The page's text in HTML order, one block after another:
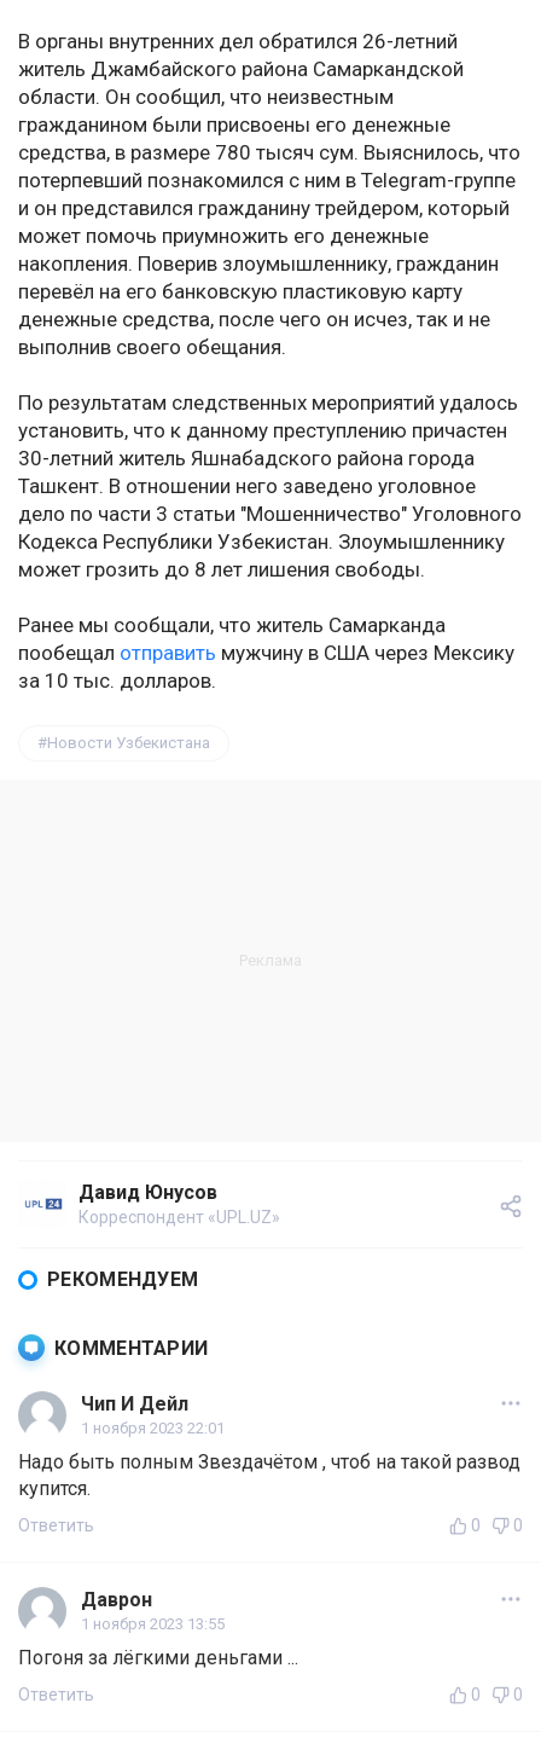
В органы внутренних дел обратился 26-летний
житель Джамбайского района Самаркандской
области. Он сообщил, что неизвестным
гражданином были присвоены его денежные
средства, в размере 780 тысяч сум. Выяснилось, что
потерпевший познакомился с ним в Telegram-группе
и он представился гражданину трейдером, который
может помочь приумножить его денежные
накопления. Поверив злоумышленнику, гражданин
перевёл на его банковскую пластиковую карту
денежные средства, после чего он исчез, так и не
выполнив своего обещания.
По результатам следственных мероприятий удалось
установить, что к данному преступлению причастен
30-летний житель Яшнабадского района города
Ташкент. В отношении него заведено уголовное
дело по части 3 статьи "Мошенничество" Уголовного
Кодекса Республики Узбекистан. Злоумышленнику
может грозить до 8 лет лишения свободы.
Ранее мы сообщали, что житель Самарканда
пообещал отправить мужчину в США через Мексику
за 10 тыс. долларов.
Новости Узбекистана
Давид Юнусов
Корреспондент «UPL.UZ»
РЕКОМЕНДУЕМ
КОММЕНТАРИИ
Чип И Дейл
1 ноября 2023 22:01
Надо быть полным Звездачётом , чтоб на такой развод
купится.
Ответить 0 0
Даврон
1 ноября 2023 13:55
Погоня за лёгкими деньгами ...
Ответить 0 0